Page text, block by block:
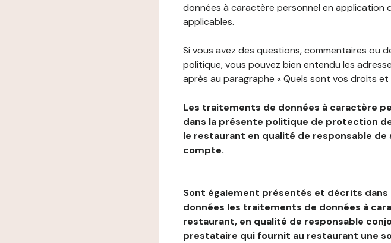
données à caractère personnel en application
applicables.
Si vous avez des questions, commentaires ou
politique, vous pouvez bien entendu les
après au paragraphe « Quels sont vos droits et
Les traitements de données à caractère
dans la présente politique de protection
le restaurant en qualité de responsable
compte.
Sont également présentés et décrits
données les traitements de données à
restaurant, en qualité de responsable
prestataire qui fournit au restaurant une